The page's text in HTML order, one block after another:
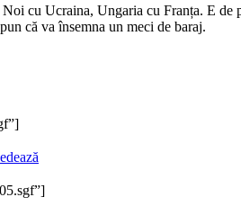
cu Ucraina, Ungaria cu Franța. E
că va însemna un meci de baraj.